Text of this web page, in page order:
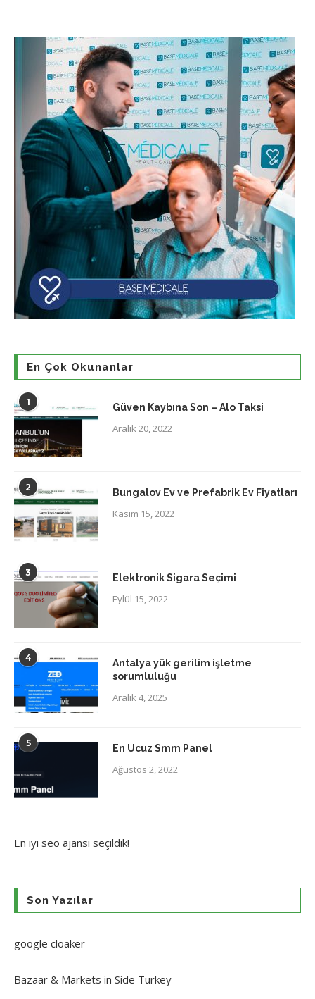
En Çok Okunanlar
1 Güven Kaybına Son – Alo Taksi
Aralık 20, 2022
2 Bungalov Ev ve Prefabrik Ev Fiyatları
Kasım 15, 2022
3 Elektronik Sigara Seçimi
Eylül 15, 2022
4
Antalya yük gerilim işletme
sorumluluğu
Aralık 4, 2025
5 En Ucuz Smm Panel
Ağustos 2, 2022
En iyi seo ajansı seçildik!
Son Yazılar
google cloaker
Bazaar & Markets in Side Turkey